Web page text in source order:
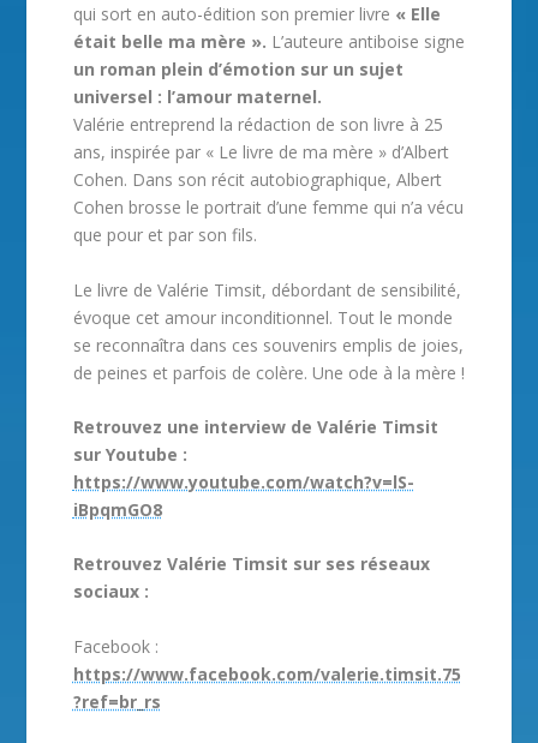
qui sort en auto-édition son premier livre « Elle
était belle ma mère ». L’auteure antiboise signe
un roman plein d’émotion sur un sujet
universel : l’amour maternel.
Valérie entreprend la rédaction de son livre à 25
ans, inspirée par « Le livre de ma mère » d’Albert
Cohen. Dans son récit autobiographique, Albert
Cohen brosse le portrait d’une femme qui n’a vécu
que pour et par son fils.
Le livre de Valérie Timsit, débordant de sensibilité,
évoque cet amour inconditionnel. Tout le monde
se reconnaîtra dans ces souvenirs emplis de joies,
de peines et parfois de colère. Une ode à la mère !
Retrouvez une interview de Valérie Timsit
sur Youtube :
https://www.youtube.com/watch?v=lS-
iBpqmGO8
Retrouvez Valérie Timsit sur ses réseaux
sociaux :
Facebook :
https://www.facebook.com/valerie.timsit.75
?ref=br_rs